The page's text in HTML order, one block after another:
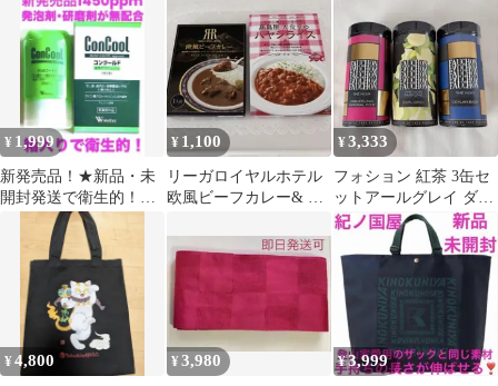
¥ 1,999
新発売品！★新品・未
開封発送で衛生的！★
ジェルコートF×1コン
クールF×1★
¥ 1,100
リーガロイヤルホテル
欧風ビーフカレー& 高
¥3,333
フォション 紅茶 3缶セ
ットアールグレイ ダー
ジリン セイロン
¥4,800 ¥3,980 ¥3,999